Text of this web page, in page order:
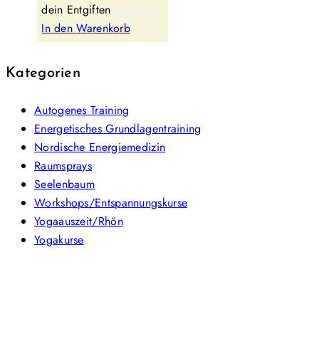
dein Entgiften
In den Warenkorb
Kategorien
Autogenes Training
Energetisches Grundlagentraining
Nordische Energiemedizin
Raumsprays
Seelenbaum
Workshops/Entspannungskurse
Yogaauszeit/Rhön
Yogakurse